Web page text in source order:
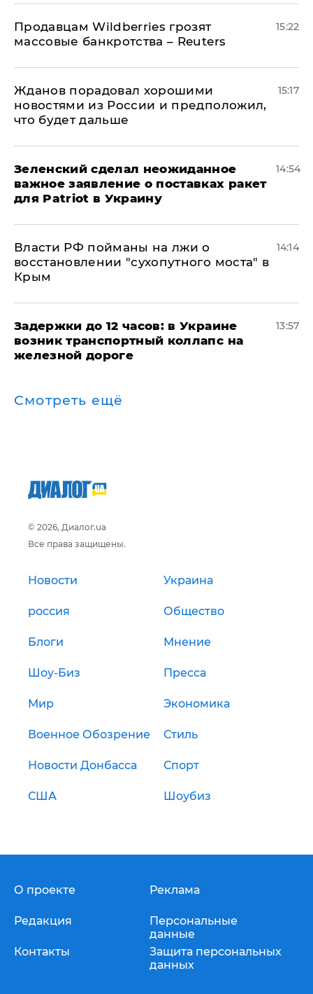
Продавцам Wildberries грозят
массовые банкротства – Reuters
15:22
Жданов порадовал хорошими
новостями из России и предположил,
что будет дальше
15:17
Зеленский сделал неожиданное
важное заявление о поставках ракет
для Patriot в Украину
14:54
Власти РФ пойманы на лжи о
восстановлении "сухопутного моста" в
Крым
14:14
Задержки до 12 часов: в Украине
возник транспортный коллапс на
железной дороге
13:57
Смотреть ещё
© 2026, Диалог.ua
Все права защищены.
Новости Украина
россия Общество
Блоги Мнение
Шоу-Биз Пресса
Мир Экономика
Военное Обозрение Стиль
Новости Донбасса Спорт
США Шоубиз
О проекте
Редакция
Контакты
Реклама
Персональные
данные
Защита персональных
данных